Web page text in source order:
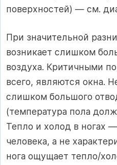
поверхностей) — см.
При значительной
возникает слишком
воздуха. Критичными
всего, являются окна.
слишком большого
(температура пола
Тепло и холод в ногах
человека, а не
нога ощущает тепло/